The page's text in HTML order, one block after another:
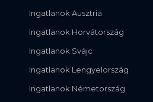
Ingatlanok Ausztria
Ingatlanok Horvátország
Ingatlanok Svájc
Ingatlanok Lengyelország
Ingatlanok Németország